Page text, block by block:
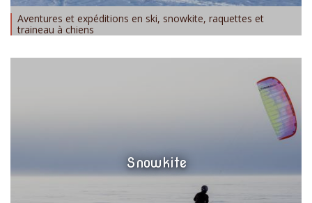
Aventures et expéditions en ski, snowkite, raquettes et
traineau à chiens
Snowkite